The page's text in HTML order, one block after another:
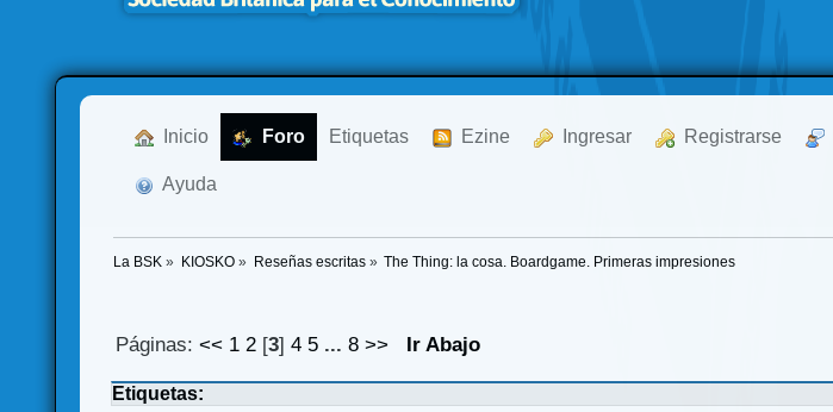
Inicio Foro Etiquetas Ezine Ingresar Registrarse
Ayuda
La BSK » KIOSKO» Reseñas escritas» The Thing: la cosa. Boardgame. Primeras impresiones
Páginas: << 1 2[3] 4 5 ... 8 >> Ir Abajo
Etiquetas: